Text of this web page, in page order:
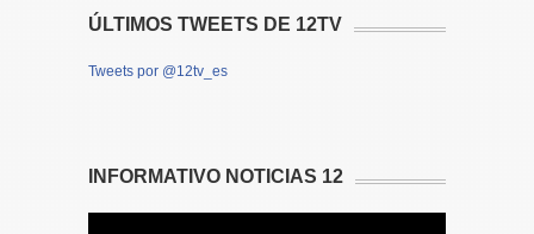
ÚLTIMOS TWEETS DE 12TV
Tweets por @12tv_es
INFORMATIVO NOTICIAS 12